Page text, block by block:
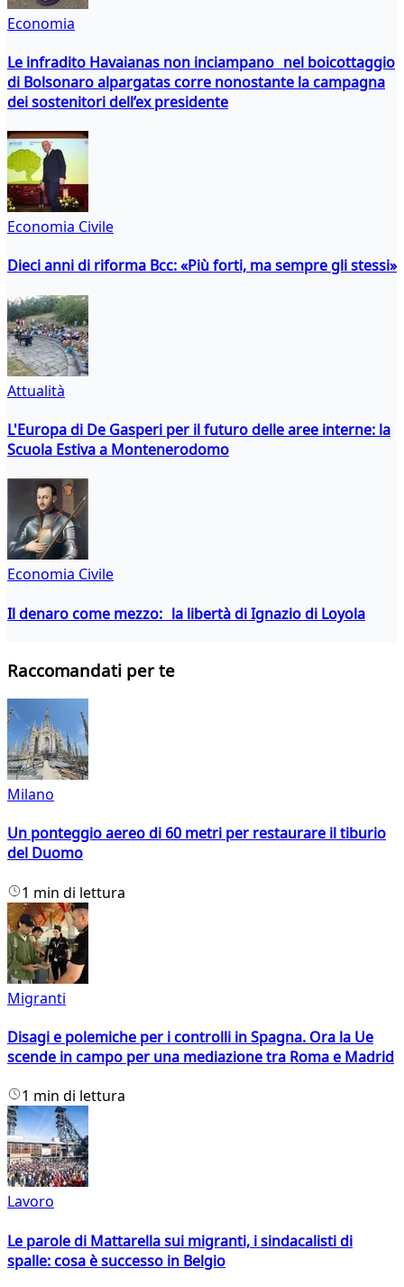
Economia
Le infradito Havaianas non inciampano nel boicottaggio
di Bolsonaro alpargatas corre nonostante la campagna
dei sostenitori dell’ex presidente
Economia Civile
Dieci anni di riforma Bcc: «Più forti, ma sempre gli stessi»
Attualità
L'Europa di De Gasperi per il futuro delle aree interne: la
Scuola Estiva a Montenerodomo
Economia Civile
Il denaro come mezzo: la libertà di Ignazio di Loyola
Raccomandati per te
Milano
Un ponteggio aereo di 60 metri per restaurare il tiburio
del Duomo
1 min di lettura
Migranti
Disagi e polemiche per i controlli in Spagna. Ora la Ue
scende in campo per una mediazione tra Roma e Madrid
1 min di lettura
Lavoro
Le parole di Mattarella sui migranti, i sindacalisti di
spalle: cosa è successo in Belgio